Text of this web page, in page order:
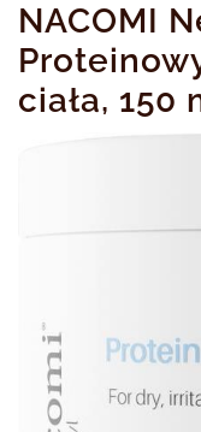
NACOMI
ciała, 150